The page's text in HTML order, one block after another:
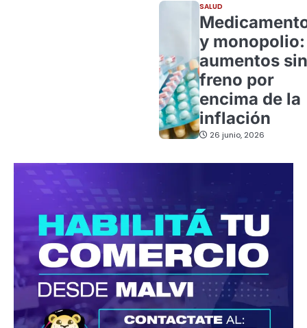
SALUD
y monopolio:
aumentos sin
freno por
encima de la
inflación
26 junio, 2026